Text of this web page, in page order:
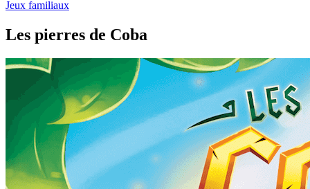
Jeux familiaux
Les pierres de Coba